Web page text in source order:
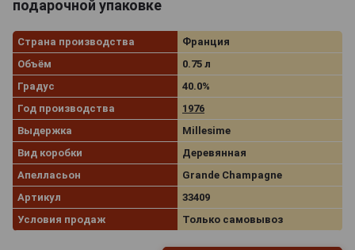
подарочной упаковке
Страна производства
Франция
Объём
0.75 л
Градус
40.0%
Год производства
1976
Выдержка
Millesime
Вид коробки
Деревянная
Апелласьон
Grande Champagne
Артикул
33409
Условия продаж
Только самовывоз